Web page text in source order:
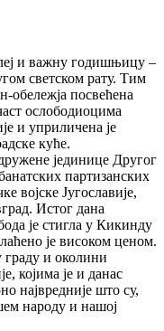
и важну годишњицу –
светском рату. Тим
обележја посвећена
ослободиоцима
и уприличена је
куће.
јединице Другог
партизанских
војске Југославије,
Истог дана
је стигла у Кикинду
је високом ценом.
и околини
којима је и данас
највредније што су,
народу и нашој